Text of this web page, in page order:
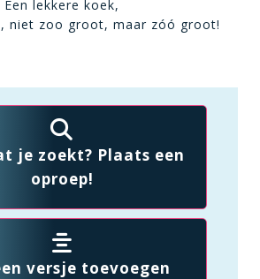
Een lekkere koek,
niet zoo groot, maar zóó groot!
je zoekt? Plaats een
oproep!
versje toevoegen